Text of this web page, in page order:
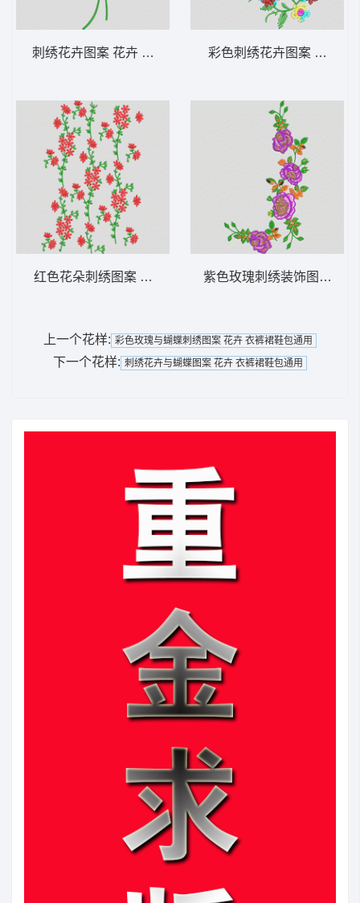
刺绣花卉图案 花卉 衣裤裙鞋包通用
红色花朵刺绣图案 花卉 衣裤裙鞋包通用
彩色刺绣花卉图案 花卉
紫色玫瑰刺绣装饰图案 花
上一个花样: 彩色玫瑰与蝴蝶刺绣图案 花卉 衣裤裙鞋包通用
下一个花样: 刺绣花卉与蝴蝶图案 花卉 衣裤裙鞋包通用